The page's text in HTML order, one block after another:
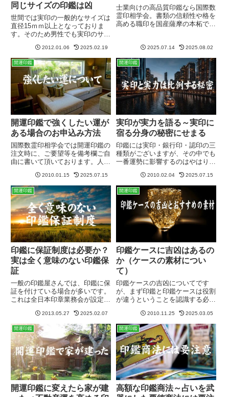
同じサイズの印鑑は凶
世間では実印の一般的なサイズは
直径15ｍｍ以上となっておりま
す。そのため男性でも実印のサイ
す。特にこれでも問題はないので
すが、夫婦の実印サイズのバラン
スを考える時に、どうしても支障
が出てきてしまいます。女性の
実...
2012.01.06 2025.02.19
士業向けの高品質印鑑なら国際数
霊印相学会。書類の信頼性や格を
高める職印を国産薩摩の本柘で作
書士・土地家屋調査士などプロフ
ェッショナルの信頼に応える仕上
がり。信用を高め開運に導きます
2025.07.14 2025.08.02
開運印鑑
開運印鑑で強くしたい運が
ある場合のお申込み方法
国際数霊印相学会では開運印鑑の
注文時に、ご要望等を備考欄ご自
由に書いて頂いております。人そ
目標を持って当店に来られますの
で、私に伝えるためのスペースを
設けているわけです。強くしたい
運を伝える場合の注意事項備考
欄...
2010.01.15 2025.07.15
開運印鑑
実印が実力を語る～実印に
宿る分身の秘密にせまる
印鑑には実印・銀行印・認印の三
種類がございますが、その中でも
一番運勢に影響するのはやはり
のもの】ということができます。
霊能者も認める実印の秘密とは以
前にある世界的霊能者が印鑑を霊
眼（れいがん）で見たところ、そ
の...
2010.02.04 2025.07.15
開運印鑑
印鑑に保証制度は必要か？
実は全く意味のない印鑑保
証
一般の印鑑屋さんでは、印鑑に保
証を付けている場合が多いです。
これは全日本印章業務会が設定し
に、登録されている実印と銀行印
にのみ適用されます。（5000円
以下の印鑑は保証外）認印も使用
頻度が高いため、保証外です
ね。...
2013.05.27 2025.02.07
開運印鑑
印鑑ケースに吉凶はあるの
か（ケースの素材につい
て）
印鑑ケースの吉凶についてです
が、まず印鑑と印鑑ケースは役割
が違うということを認識する必要
が宿ります。それ故に印鑑の素材
や書体の【相】が運勢に影響する
のです。だから国際数霊印相学会
では、天然素材の生きた印材であ
る...
2010.11.25 2025.03.05
開運印鑑
開運印鑑に変えたら家が建
開運印鑑
高額な印鑑商法～占いを武